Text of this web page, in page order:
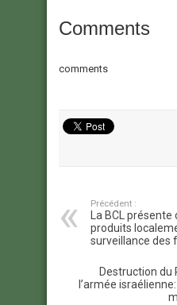
Comments
comments
Précédent :
La BCL
produits
surveillance des
Destruction du
l’armée